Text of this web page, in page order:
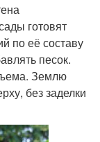
готовят
по её составу
песок.
Землю
без заделки